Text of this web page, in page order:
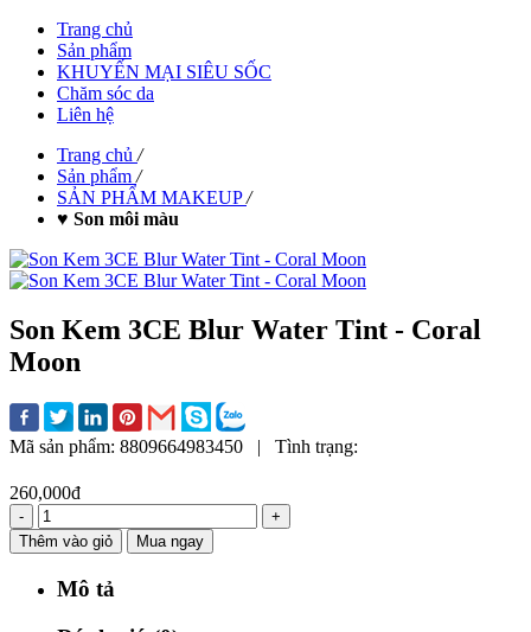
Trang chủ
Sản phẩm
KHUYẾN MẠI SIÊU SỐC
Chăm sóc da
Liên hệ
Trang chủ /
Sản phẩm /
SẢN PHẨM MAKEUP /
♥ Son môi màu
Son Kem 3CE Blur Water Tint - Coral
Moon
Mã sản phẩm: 8809664983450 | Tình trạng:
260,000đ
-
+
Thêm vào giỏ
Mua ngay
Mô tả